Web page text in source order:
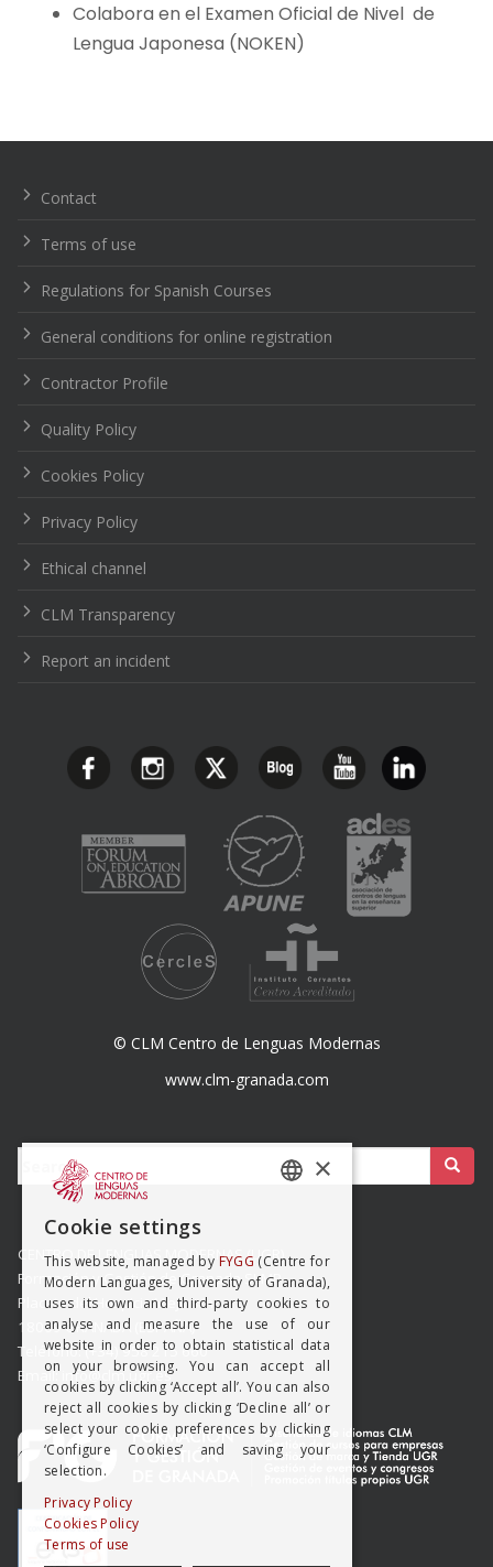
Colabora en el Examen Oficial de Nivel de
Lengua Japonesa (NOKEN)
de
Contact
Terms of use
Regulations for Spanish Courses
General conditions for online registration
Contractor Profile
Quality Policy
Cookies Policy
Privacy Policy
Ethical channel
CLM Transparency
Report an incident
© CLM Centro de Lenguas Modernas
www.clm-granada.com
Buscar:
CENTRO DE LENGUAS MODERNAS (UGR)
Formación y Gestión de Granada SLMP
Placeta del Hospicio Viejo s/n
18009 GRANADA (ESPAÑA)
Teléfono: (+34) 958 215 660
Email: info@clm.ugr.es
×
Cookie settings
This website, managed by FYGG (Centre for
Modern Languages, University of Granada),
uses its own and third-party cookies to
analyse and measure the use of our
website in order to obtain statistical data
on your browsing. You can accept all
cookies by clicking ‘Accept all’. You can also
reject all cookies by clicking ‘Decline all’ or
select your cookie preferences by clicking
‘Configure Cookies’ and saving your
selection.
Privacy Policy
Cookies Policy
Terms of use